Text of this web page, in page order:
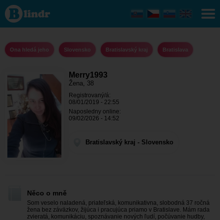
Merry1993 -
Ona hledá
jeho
Bratislavský
Bratislava
Ona hledá jeho Slovensko Bratislavský kraj Bratislava
Merry1993
Žena, 38
Registrovaný/á:
08/01/2019 - 22:55
Naposledny online:
09/02/2026 - 14:52
Bratislavský kraj - Slovensko
Něco o mně
Som veselo naladená, priateľská, komunikativna, slobodná 37 ročná
žena bez záväzkov, žijúca i pracujúca priamo v Bratislave. Mám rada
zvieratá, komunikáciu, spoznávanie nových ľudí, počúvanie hudby,